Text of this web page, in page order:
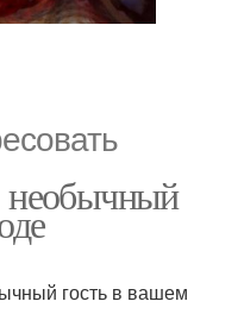
необычный
гость в вашем